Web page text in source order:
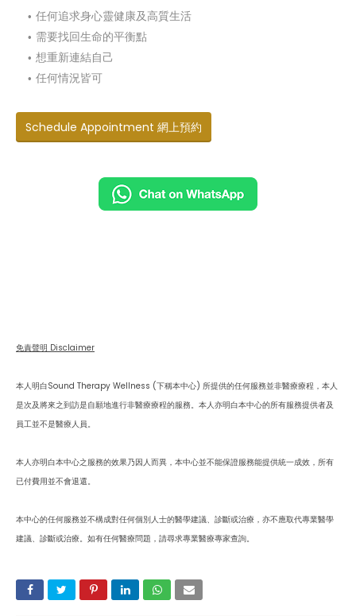
任何追求身心靈健康及高質生活
需要找回生命的平衡點
想重新連結自己
任何情況皆可
Schedule Appointment 網上預約
免責聲明 Disclaimer
本人明白Sound Therapy Wellness (下稱本中心) 所提供的任何服務並非醫療療程，本人
是次及將來之到訪是自願地進行非醫療療程的服務。本人亦明白本中心的所有服務提供者及
員工並不是醫療人員。
本人亦明白本中心之服務的效果乃因人而異，本中心並不能保證服務能提供統一成效，所有
已付費用並不會退還。
本中心的任何服務並不構成對任何個別人士的醫學建議、診斷或治療，亦不應取代專業醫學
建議、診斷或治療。如有任何醫療問題，請尋求專業醫療專家查詢。